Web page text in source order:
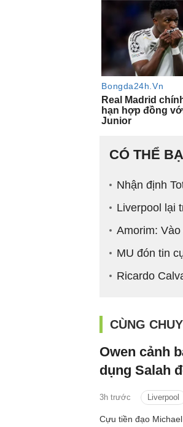
CÓ THỂ
Nhận định
Liverpool lại
Amorim:
MU đón tin
Ricardo
CÙNG
Owen cảnh
dụng Salah
3h trước Liverpool
Cựu tiền đạo